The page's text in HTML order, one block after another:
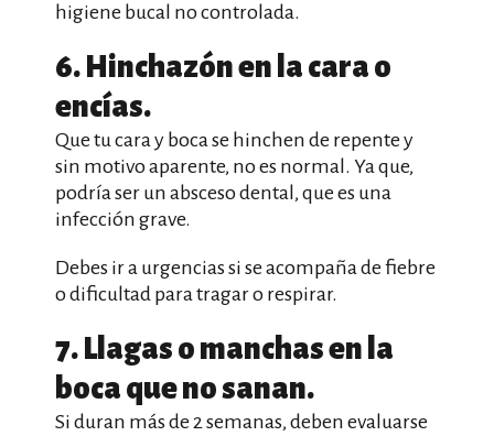
higiene bucal no controlada.
6. Hinchazón en la cara o
encías.
Que tu cara y boca se hinchen de repente y
sin motivo aparente, no es normal. Ya que,
podría ser un absceso dental, que es una
infección grave.
Debes ir a urgencias si se acompaña de fiebre
o dificultad para tragar o respirar.
7. Llagas o manchas en la
boca que no sanan.
Si duran más de 2 semanas, deben evaluarse